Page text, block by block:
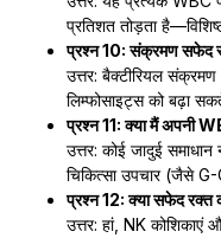
प्रतिशत तोड़ता
प्रश्न 10: संक्रमण सफेद
उत्तर: बैक्टीरियल
लिम्फोसाइट्स को बढ़ा
प्रश्न 11: क्या मैं अपनी
उत्तर: कोई जादुई
चिकित्सा उपचार (जैसे
प्रश्न 12: क्या सफेद रक्त
उत्तर: हां, NK कोशिकाएं